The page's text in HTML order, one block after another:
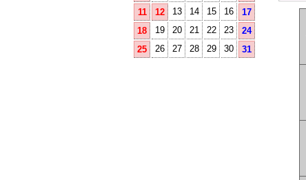
11
12 13 14 15 16
17
18
19 20 21 22 23
24
25
26 27 28 29 30 31